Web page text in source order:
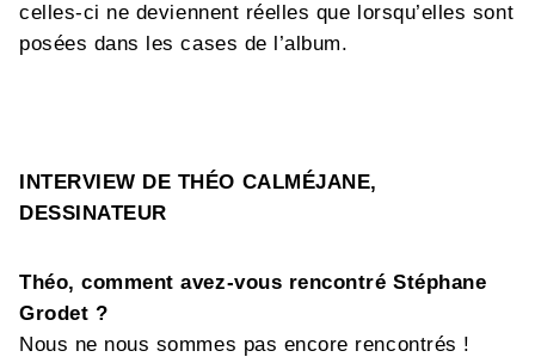
celles-ci ne deviennent réelles que lorsqu’elles sont
posées dans les cases de l’album.
INTERVIEW DE THÉO CALMÉJANE,
DESSINATEUR
Théo, comment avez-vous rencontré Stéphane
Grodet ?
Nous ne nous sommes pas encore rencontrés !